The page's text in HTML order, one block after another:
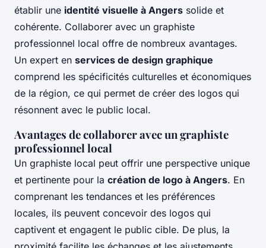
établir une identité visuelle à Angers solide et
cohérente. Collaborer avec un graphiste
professionnel local offre de nombreux avantages.
Un expert en services de design graphique
comprend les spécificités culturelles et économiques
de la région, ce qui permet de créer des logos qui
résonnent avec le public local.
Avantages de collaborer avec un graphiste
professionnel local
Un graphiste local peut offrir une perspective unique
et pertinente pour la création de logo à Angers. En
comprenant les tendances et les préférences
locales, ils peuvent concevoir des logos qui
captivent et engagent le public cible. De plus, la